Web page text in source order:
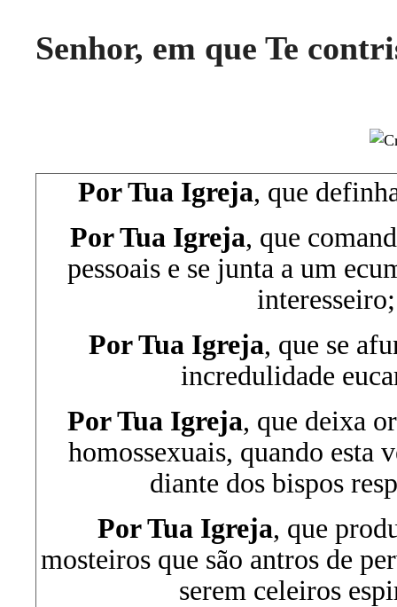
Senhor, em que Te
Por Tua Igreja, que
Por Tua Igreja, que
pessoais e se junta a um
interesseiro;
Por Tua Igreja, que se
incredulidade
Por Tua Igreja, que deixa
homossexuais, quando esta
diante dos bispos
Por Tua Igreja, que
mosteiros que são antros de
serem celeiros